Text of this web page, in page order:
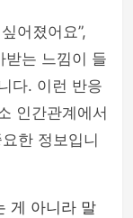
어졌어요”,
받는 느낌이 들
다. 이런 반응
인간관계에서
한 정보입니
게 아니라 말